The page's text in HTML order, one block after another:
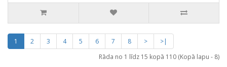
1 2 3 4 5 6 7 8 >
>|
Rāda no 1 līdz 15 kopā 110 (Kopā lapu - 8)